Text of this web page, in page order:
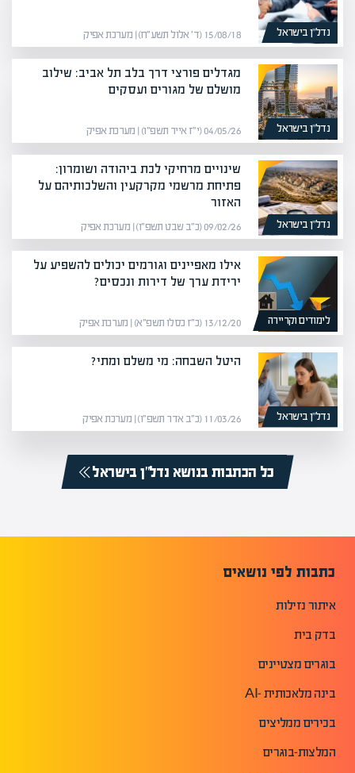
נדל”ן בישראל 15/08/18 (ד׳ אלול תשע״ח) | מערכת אפיק
נדל”ן בישראל
מגדלים פורצי דרך בלב תל אביב: שילוב
מושלם של מגורים ועסקים
04/05/26 (י״ז אייר תשפ״ו) | מערכת אפיק
נדל”ן בישראל
שינויים מרחיקי לכת ביהודה ושומרון:
פתיחת מרשמי מקרקעין והשלכותיהם על
האזור
09/02/26 (כ״ב שבט תשפ״ו) | מערכת אפיק
לימודים וקריירה
אילו מאפיינים וגורמים יכולים להשפיע על
ירידת ערך של דירות ונכסים?
13/12/20 (כ״ז כסלו תשפ״א) | מערכת אפיק
נדל”ן בישראל
היטל השבחה: מי משלם ומתי?
11/03/26 (כ״ב אדר תשפ״ו) | מערכת אפיק
כל הכתבות בנושא נדל”ן בישראל
כתבות לפי נושאים
איתור נזילות
בדק בית
בוגרים מצטיינים
בינה מלאכותית -AI
בכירים ממליצים
המלצות-בוגרים